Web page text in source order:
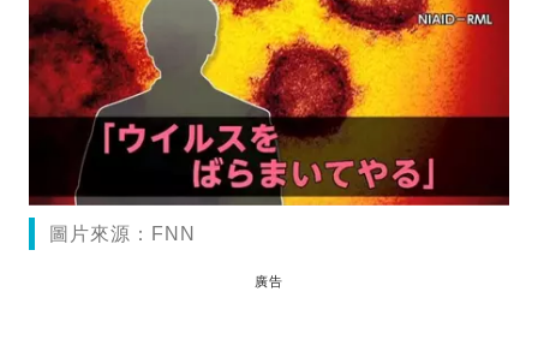
圖片來源：FNN
廣告